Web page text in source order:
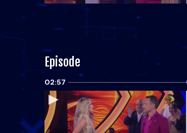
Episode
02:57